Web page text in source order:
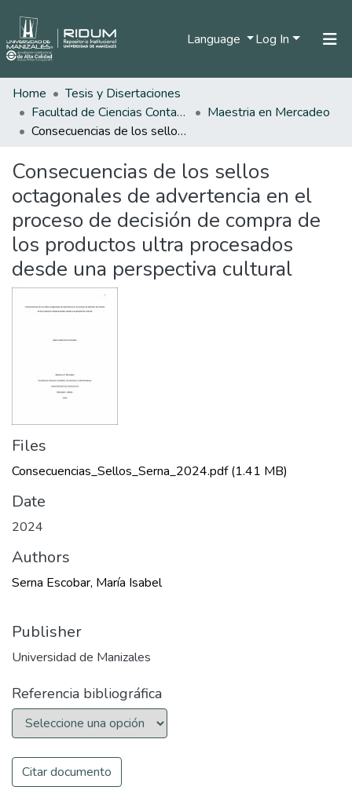
Language Log In
Statistics
Home
Tesis y Disertaciones
Facultad de Ciencias Contables Económicas y Administrativas
Maestria en Mercadeo
Consecuencias de los sellos octagonales de advertencia en el proceso de decisión de compra de los productos ultra procesados desde una perspectiva cultural
Consecuencias de los sellos
octagonales de advertencia en el
proceso de decisión de compra de
los productos ultra procesados
desde una perspectiva cultural
Files
Consecuencias_Sellos_Serna_2024.pdf(1.41 MB)
Date
2024
Authors
Serna Escobar, María Isabel
Publisher
Universidad de Manizales
Referencia bibliográfica
Citar documento